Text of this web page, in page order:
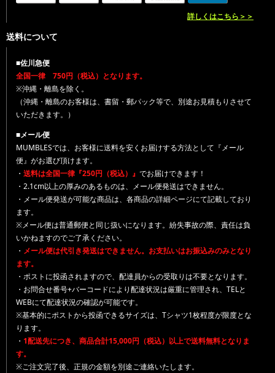
詳しくはこちら＞＞
送料について
■佐川急便
全国一律 750円（税込）となります。
※沖縄・離島を除く。
（沖縄・離島のお客様は、書留・郵パック等で、別途お見積もりさせて
いただきます。）
■メール便
MUMBLESでは、お客様に送料を安くお届けする方法として『メール
便』がお選び頂けます。
・ 送料は全国一律『250円（税込）』 でお届けできます！
・2.1cm以上の厚みのあるものは、メール便発送はできません。
・メール便発送が可能な商品は、各商品の詳細ページにて記載しており
ます。
※メール便は普通郵便と同じ扱いになります。紛失事故の際、責任は負
いかねますのでご了承ください。
・ メール便は代引き発送はできません。お支払いはお振込みのみとなり
ます。
・ポストに投函されますので、配達員からの受取りは不要となります。
・お問合せ番号+バーコードにより配達状況は厳重に管理され、TELと
WEBにて配達状況の確認が可能です。
※基本的にポストから投函できるサイズは、Tシャツ1枚程度が限度とな
ります。
・ 1配送先につき、商品合計15,000円（税込）以上で送料無料となりま
す。
※ご注文完了後、正規の金額を別途ご連絡いたします。